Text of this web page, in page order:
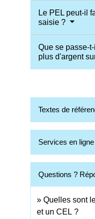
Le PEL peut-il
saisie ?
Que se passe-
plus d'argent
Textes de
Services en
Questions ?
Quelles sont
et un CEL ?